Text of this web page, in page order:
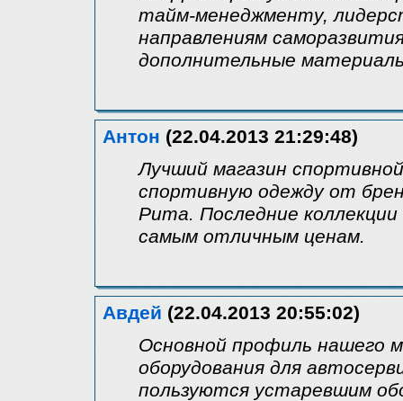
тайм-менеджменту,
направлениям
дополнительные
Антон (22.04.2013 21:29:48)
Лучший магазин
спортивную одежду от
Puma. Последние
самым отличным ценам.
Авдей (22.04.2013 20:55:02)
Основной профиль нашего
оборудования для
пользуются устаревшим